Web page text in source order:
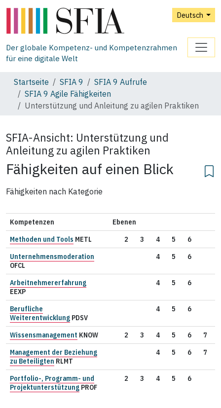
Deutsch
Der globale Kompetenz- und Kompetenzrahmen
für eine digitale Welt
Startseite SFIA 9
SFIA 9 Aufrufe
SFIA 9 Agile Fähigkeiten
Unterstützung und Anleitung zu agilen Praktiken
SFIA-Ansicht: Unterstützung und
Anleitung zu agilen Praktiken
Fähigkeiten auf einen Blick
Fähigkeiten nach Kategorie
Kompetenzen
Ebenen
Methoden und Tools METL 2 3 4 5
6
Unternehmensmoderation
OFCL
4 5 6
Arbeitnehmererfahrung
EEXP
4 5 6
Berufliche
Weiterentwicklung PDSV
4 5 6
Wissensmanagement KNOW 2 3 4 5 6
7
Management der Beziehung
zu Beteiligten RLMT
4 5 6 7
Portfolio-, Programm- und
Projektunterstützung PROF
2 3 4 5 6